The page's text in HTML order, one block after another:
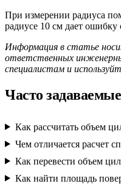
При измерении радиуса
радиусе 10 см дает ошибку
Информация в статье
ответственных
специалистам и
Часто
Как рассчитать объем
Чем отличается расчет
Как перевести объем
Как найти площадь